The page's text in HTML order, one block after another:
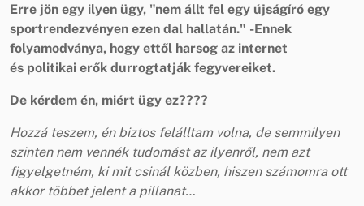
Erre jön egy ilyen ügy, "nem állt fel egy újságíró egy
sportrendezvényen ezen dal hallatán." -Ennek
folyamodványa, hogy ettől harsog az internet
és politikai erők durrogtatják fegyvereiket.
De kérdem én, miért ügy ez????
Hozzá teszem, én biztos felálltam volna, de semmilyen
szinten nem vennék tudomást az ilyenről, nem azt
figyelgetném, ki mit csinál közben, hiszen számomra ott
akkor többet jelent a pillanat…